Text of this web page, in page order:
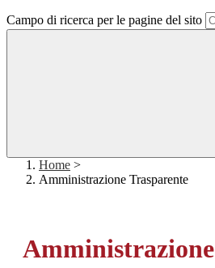
Campo di ricerca per le pagine del sito
Home >
Amministrazione Trasparente
Amministrazione